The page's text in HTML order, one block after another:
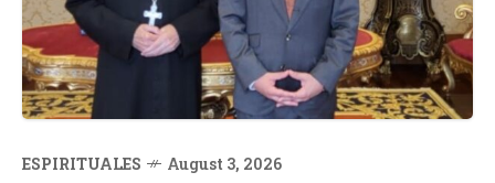
ESPIRITUALES August 3, 2026